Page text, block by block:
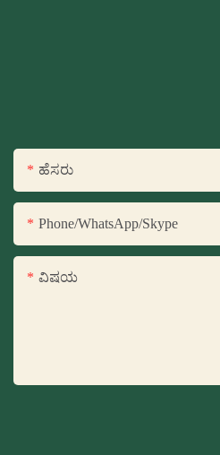
ಹೆಸರು
Phone/WhatsApp/Skype
ವಿಷಯ